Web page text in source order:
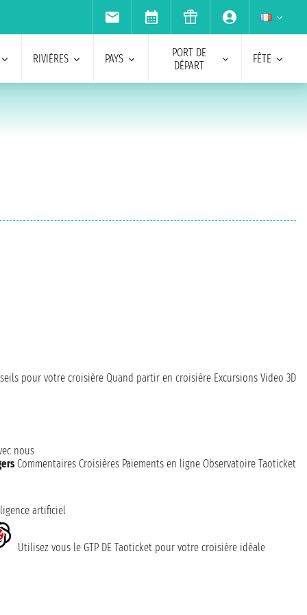
RIVIÈRES PAYS
PORT DE
DÉPART
FÊTE
pour votre croisière Quand partir en croisière Excursions Video 3D
nous
Commentaires Croisières Paiements en ligne Observatoire Taoticket
artificiel
Utilisez vous le GTP DE Taoticket pour votre croisière idéale